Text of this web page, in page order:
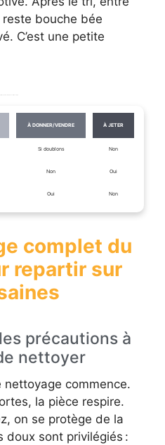
reste bouche bée
C’est une petite
À DONNER/VENDRE À JETER
Si doublons Non
Non Oui
Oui Non
complet du
repartir sur
précautions à
nettoyer
commence.
la pièce respire.
on se protège de la
doux sont privilégiés :